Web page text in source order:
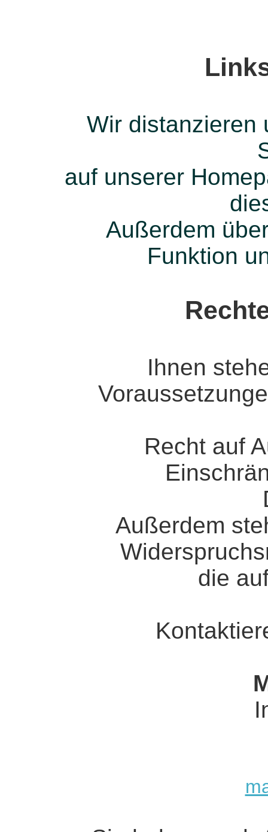
Wir distanzieren
auf unserer
Außerdem
Funktion
Ihnen
Recht auf
Außerdem
die